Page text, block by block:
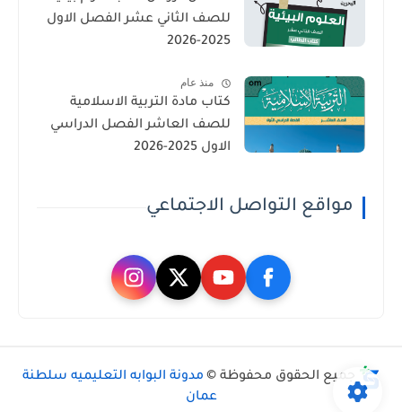
للصف الثاني عشر الفصل الاول
2025-2026
منذ عام
كتاب مادة التربية الاسلامية
للصف العاشر الفصل الدراسي
الاول 2025-2026
مواقع التواصل الاجتماعي
جميع الحقوق محفوظة © مدونة البوابه التعليميه سلطنة
عمان